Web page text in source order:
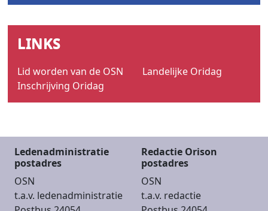
LINKS
Lid worden van de OSN
Landelijke Oridag
Inschrijving Oridag
Ledenadministratie
postadres
OSN
t.a.v. ledenadministratie
Redactie Orison
postadres
OSN
t.a.v. redactie